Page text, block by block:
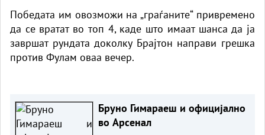
Победата им овозможи на „граѓаните“ привремено
да се вратат во топ 4, каде што имаат шанса да ја
завршат рундата доколку Брајтон направи грешка
против Фулам оваа вечер.
Бруно Гимараеш и официјално
во Арсенал